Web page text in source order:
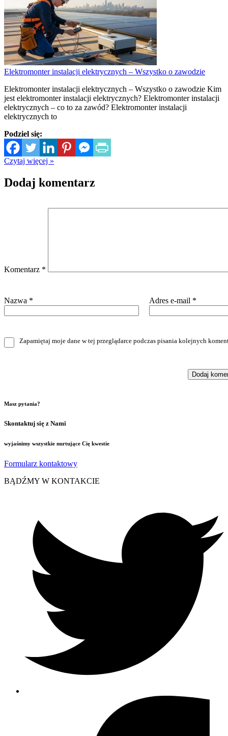
Elektromonter instalacji elektrycznych – Wszystko o zawodzie
Elektromonter instalacji elektrycznych – Wszystko o zawodzie Kim
jest elektromonter instalacji elektrycznych? Elektromonter instalacji
elektrycznych – co to za zawód? Elektromonter instalacji
elektrycznych to
Podziel się:
Czytaj więcej »
Dodaj komentarz
Komentarz *
Nazwa * Adres e-mail *
Zapamiętaj moje dane w tej przeglądarce podczas pisania kolejnych
Masz pytania?
Skontaktuj się z Nami
wyjaśnimy wszystkie nurtujące Cię kwestie
Formularz kontaktowy
BĄDŹMY W KONTAKCIE